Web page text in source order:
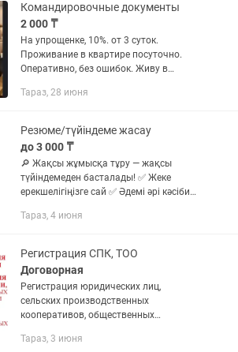
Командировочные документы
2 000 ₸
На упрощенке, 10%. от 3 суток.
Проживание в квартире посуточно.
Оперативно, без ошибок. Живу в
Тараз, 28 июня
Резюме/түйіндеме жасау
до 3 000 ₸
🔎 Жақсы жұмысқа тұру — жақсы
түйіндемеден басталады! ✅ Жеке
ерекшелігіңізге сай ✅ Әдемі әрі кәсіби
Ағылшынша ✅ PDF немесе Word
Тараз, 4 июня
Регистрация СПК, ТОО
Договорная
Регистрация юридических лиц,
сельских производственных
кооперативов, общественных
учредительных документов, приказов,
Тараз, 3 июня